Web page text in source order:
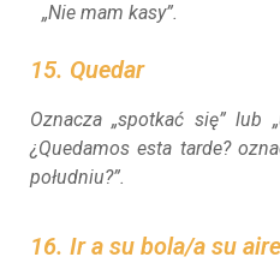
„Nie mam kasy”.
15. Quedar
Oznacza „spotkać się” lub
¿Quedamos esta tarde?
południu?”.
16. Ir a su bola/a su aire